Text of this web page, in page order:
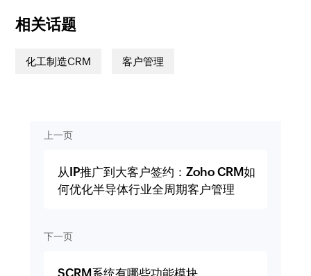
相关话题
化工制造CRM 客户管理
上一页
从IP推广到大客户签约：Zoho CRM如
何优化半导体行业全周期客户管理
下一页
SCRM系统有哪些功能模块